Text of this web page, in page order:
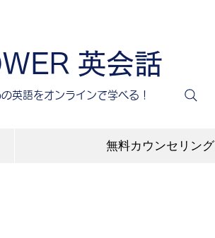
英会話
英語をオンラインで学べる！
無料カウンセリング